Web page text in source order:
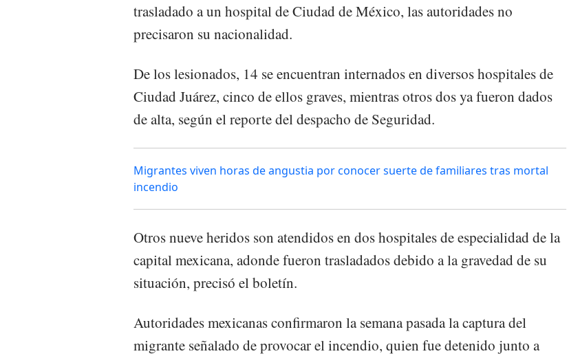
trasladado a un hospital de Ciudad de México, las autoridades no
precisaron su nacionalidad.
De los lesionados, 14 se encuentran internados en diversos hospitales de
Ciudad Juárez, cinco de ellos graves, mientras otros dos ya fueron dados
de alta, según el reporte del despacho de Seguridad.
Migrantes viven horas de angustia por conocer suerte de familiares tras mortal
incendio
Otros nueve heridos son atendidos en dos hospitales de especialidad de la
capital mexicana, adonde fueron trasladados debido a la gravedad de su
situación, precisó el boletín.
Autoridades mexicanas confirmaron la semana pasada la captura del
migrante señalado de provocar el incendio, quien fue detenido junto a